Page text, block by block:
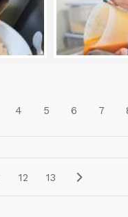
4 5 6 7
12 13